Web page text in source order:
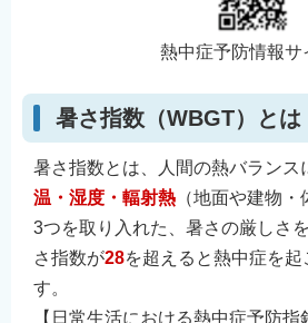
熱中症予防情報サ
暑さ指数（WBGT）とは
暑さ指数とは、人間の熱バランス
温・湿度・輻射熱 （地面や建物
3つを取り入れた、暑さの厳しさ
さ指数が28を超えると熱中症を起
す。
【日常生活における熱中症予防指